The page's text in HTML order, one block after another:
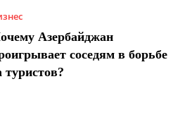
Азербайджан
соседям в борьбе
туристов?